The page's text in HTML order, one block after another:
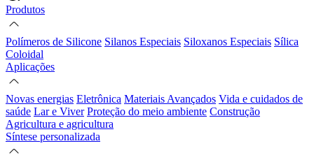
Produtos
Polímeros de Silicone Silanos Especiais Siloxanos Especiais Sílica
Coloidal
Aplicações
Novas energias Eletrônica Materiais Avançados Vida e cuidados de
saúde Lar e Viver Proteção do meio ambiente Construção
Agricultura e agricultura
Síntese personalizada